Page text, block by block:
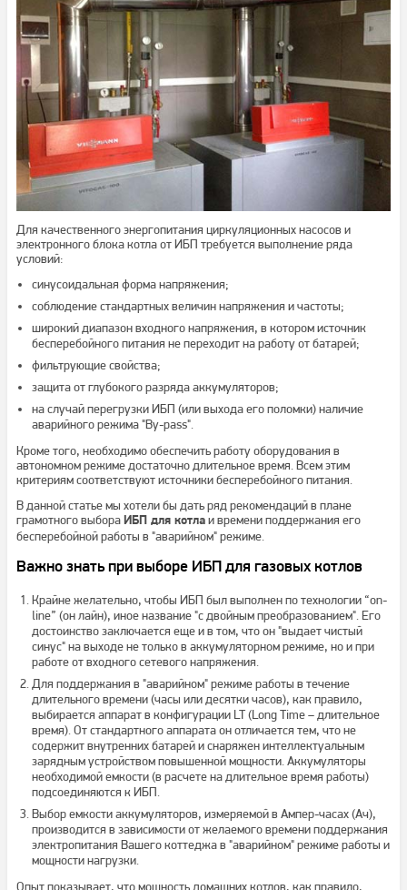
Для качественного энергопитания циркуляционных насосов и
электронного блока котла от ИБП требуется выполнение ряда
условий:
синусоидальная форма напряжения;
соблюдение стандартных величин напряжения и частоты;
широкий диапазон входного напряжения, в котором источник
бесперебойного питания не переходит на работу от батарей;
фильтрующие свойства;
защита от глубокого разряда аккумуляторов;
на случай перегрузки ИБП (или выхода его поломки) наличие
аварийного режима "By-pass".
Кроме того, необходимо обеспечить работу оборудования в
автономном режиме достаточно длительное время. Всем этим
критериям соответствуют источники бесперебойного питания.
В данной статье мы хотели бы дать ряд рекомендаций в плане
грамотного выбора ИБП для котла и времени поддержания его
бесперебойной работы в "аварийном" режиме.
Важно знать при выборе ИБП для газовых котлов
Крайне желательно, чтобы ИБП был выполнен по технологии “on-
line” (он лайн), иное название "с двойным преобразованием". Его
достоинство заключается еще и в том, что он "выдает чистый
синус" на выходе не только в аккумуляторном режиме, но и при
работе от входного сетевого напряжения.
Для поддержания в "аварийном" режиме работы в течение
длительного времени (часы или десятки часов), как правило,
выбирается аппарат в конфигурации LT (Long Time – длительное
время). От стандартного аппарата он отличается тем, что не
содержит внутренних батарей и снаряжен интеллектуальным
зарядным устройством повышенной мощности. Аккумуляторы
необходимой емкости (в расчете на длительное время работы)
подсоединяются к ИБП.
Выбор емкости аккумуляторов, измеряемой в Ампер-часах (Ач),
производится в зависимости от желаемого времени поддержания
электропитания Вашего коттеджа в "аварийном" режиме работы и
мощности нагрузки.
Опыт показывает, что мощность домашних котлов, как правило,